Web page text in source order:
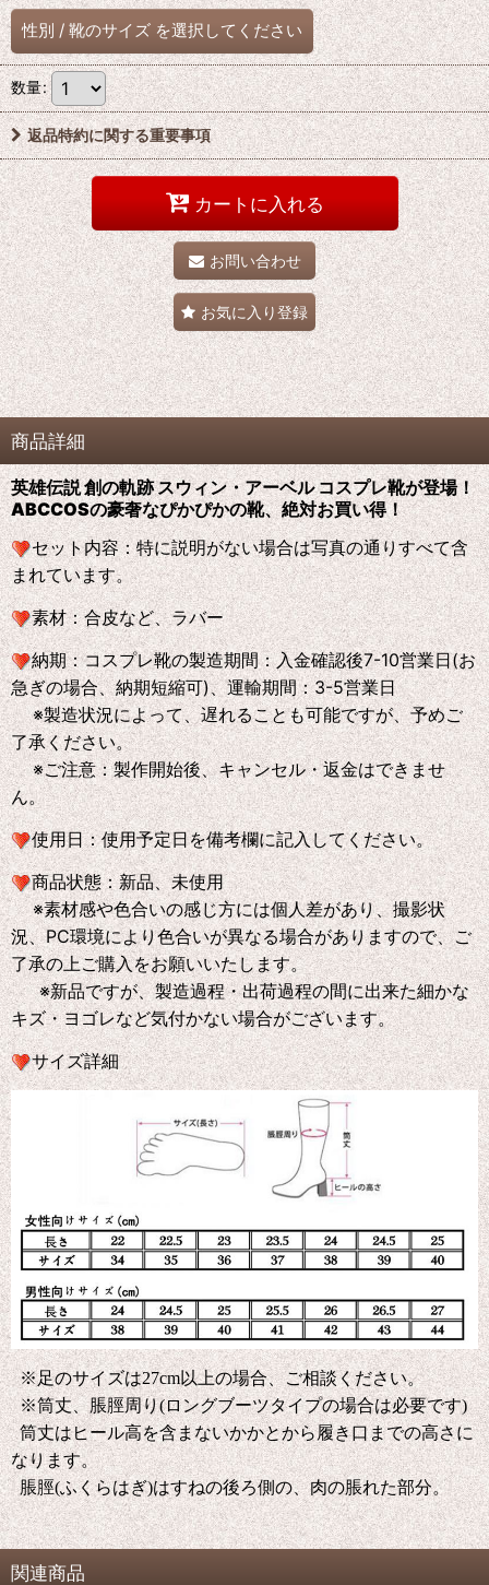
性別 / 靴のサイズ を選択してください
数量:
返品特約に関する重要事項
カートに入れる
お問い合わせ
お気に入り登録
商品詳細
英雄伝説 創の軌跡 スウィン・アーベル コスプレ靴が登場！
ABCCOSの豪奢なぴかぴかの靴、絶対お買い得！
セット内容：特に説明がない場合は写真の通りすべて含
まれています。
素材：合皮など、ラバー
納期：コスプレ靴の製造期間：入金確認後7-10営業日(お
急ぎの場合、納期短縮可)、運輸期間：3-5営業日
※製造状況によって、遅れることも可能ですが、予めご
了承ください。
※ご注意：製作開始後、キャンセル・返金はできませ
ん。
使用日：使用予定日を備考欄に記入してください。
商品状態：新品、未使用
※素材感や色合いの感じ方には個人差があり、撮影状
況、PC環境により色合いが異なる場合がありますので、ご
了承の上ご購入をお願いいたします。
※新品ですが、製造過程・出荷過程の間に出来た細かな
キズ・ヨゴレなど気付かない場合がございます。
サイズ詳細
※足のサイズは27cm以上の場合、ご相談ください。
※筒丈、脹脛周り(ロングブーツタイプの場合は必要です)
筒丈はヒール高を含まないかかとから履き口までの高さに
なります。
脹脛(ふくらはぎ)はすねの後ろ側の、肉の脹れた部分。
関連商品